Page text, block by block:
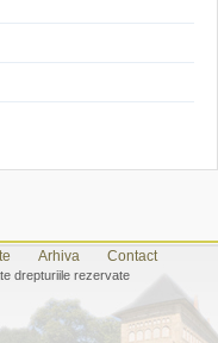
Arhiva Contact
drepturiile rezervate